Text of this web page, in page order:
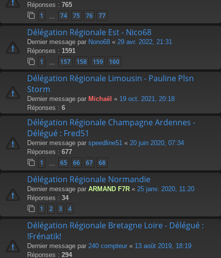
Réponses : 765
1 74 75 76 77
Délégation Régionale Est - Nico68
Dernier message par Nono68 « 29 avr. 2022, 21:31
Réponses : 1591
1 157 158 159 160
Délégation Régionale Limousin - Pauline Plsn
Storm
Dernier message par Michaël « 19 oct. 2021, 20:18
Réponses : 6
Délégation Régionale Champagne Ardennes -
Délégué : Fred51
Dernier message par speedline51 « 20 juin 2020, 07:34
Réponses : 677
1 65 66 67 68
Délégation Régionale Normandie
Dernier message par ARMAND F7R « 25 janv. 2020, 11:20
Réponses : 34
1 2 3 4
Délégation Régionale Bretagne Loire - Délégué :
!Frénatik!
Dernier message par 240 compteur « 13 août 2019, 18:19
Réponses : 294